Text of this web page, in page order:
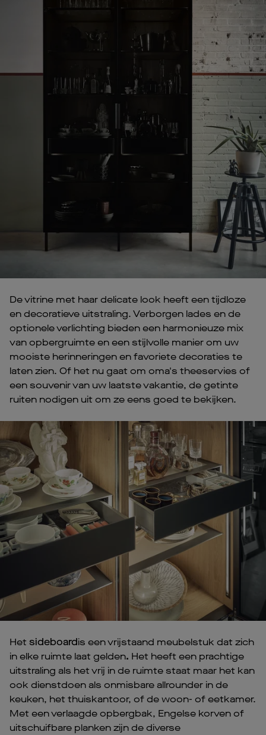
De vitrine met haar delicate look heeft een tijdloze
en decoratieve uitstraling. Verborgen lades en de
optionele verlichting bieden een harmonieuze mix
van opbergruimte en een stijlvolle manier om uw
mooiste herinneringen en favoriete decoraties te
laten zien. Of het nu gaat om oma's theeservies of
een souvenir van uw laatste vakantie, de getinte
ruiten nodigen uit om ze eens goed te bekijken.
Hetsideboardis een vrijstaand meubelstuk dat zich
in elke ruimte laat gelden. Het heeft een prachtige
uitstraling als het vrij in de ruimte staat maar het kan
ook dienstdoen als onmisbare allrounder in de
keuken, het thuiskantoor, of de woon- of eetkamer.
Met een verlaagde opbergbak, Engelse korven of
uitschuifbare planken zijn de diverse